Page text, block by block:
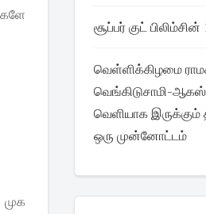
சூப்பர் குட்
வெள்ளிக்கிழமை
வெங்கிடுசாமி-
வெளியாக இருக்கும்
ஒரு முன்னோட்டம்